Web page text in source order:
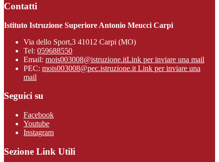
Contatti
Istituto Istruzione Superiore Antonio Meucci Carpi
Via dello Sport,3 41012 Carpi (MO)
Tel: 059688550
Email: mois003008@istruzione.itLink per inviare una mail
PEC: mois003008@pec.istruzione.it Link per inviare una
mail
Seguici su
Facebook
Youtube
Instagram
Sezione Link Utili